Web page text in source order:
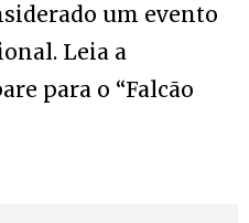
um evento
Leia a
para o “Falcão